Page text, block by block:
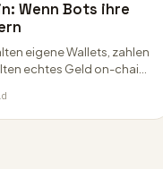
Wenn Bots ihre
eigene Wallets, zahlen
echtes Geld on-chain.